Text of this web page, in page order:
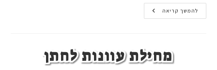
להמשך קריאה חלץ
תפילין
האם
חוזר
ומברך
מחילת עוונות לחתן